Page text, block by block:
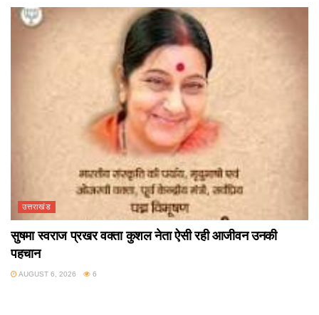
उत्तराखंड
सुषमा स्वराज प्रखर वक्ता कुशल नेता ऐसी रही आजीवन उनकी
पहचान
AUGUST 6, 2026 6